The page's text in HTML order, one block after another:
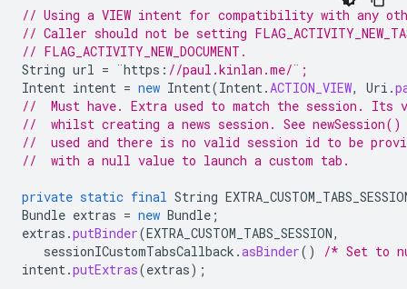
// Using a VIEW intent for compatibility with any
// Caller should not be setting
// FLAG_ACTIVITY_NEW_DOCUMENT.
String url = ¨https : //paul.kinlan.me/¨;
Intent intent = new Intent(Intent.ACTION_VIEW, Uri .
//  Must have. Extra used to match the session. Its
//  whilst creating a news session. See
//  used and there is no valid session id to be
//  with a null value to launch a custom tab.
private static final String
Bundle extras = new Bundle ;
extras .putBinder(EXTRA_CUSTOM_TABS_SESSION,
sessionICustomTabsCallback .asBinder()
/* Set to
intent.putExtras(extras);